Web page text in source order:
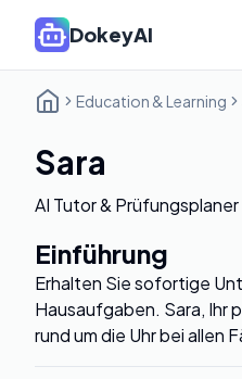
DokeyAI
Education & Learning
Sara
AI Tutor &
Einführung
Erhalten Sie sofortige
Hausaufgaben. Sara, Ihr
rund um die Uhr bei allen